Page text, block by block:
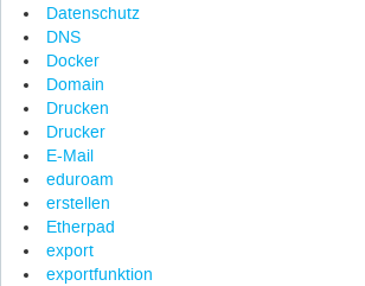
Datenschutz
DNS
Docker
Domain
Drucken
Drucker
E-Mail
eduroam
erstellen
Etherpad
export
exportfunktion